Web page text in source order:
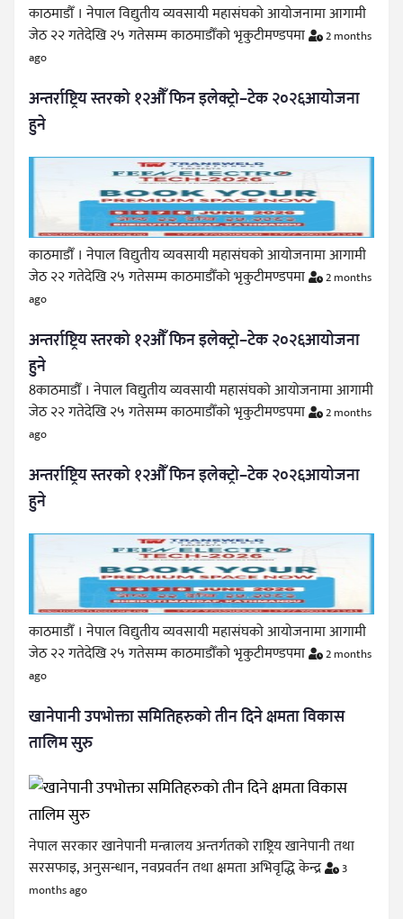
काठमाडौँ । नेपाल विद्युतीय व्यवसायी महासंघको आयोजनामा आगामी
जेठ २२ गतेदेखि २५ गतेसम्म काठमाडौँको भृकुटीमण्डपमा
2 months
ago
अन्तर्राष्ट्रिय स्तरको १२औँ फिन इलेक्ट्रो–टेक २०२६आयोजना
हुने
काठमाडौँ । नेपाल विद्युतीय व्यवसायी महासंघको आयोजनामा आगामी
जेठ २२ गतेदेखि २५ गतेसम्म काठमाडौँको भृकुटीमण्डपमा
2 months
ago
अन्तर्राष्ट्रिय स्तरको १२औँ फिन इलेक्ट्रो–टेक २०२६आयोजना
हुने
8काठमाडौँ । नेपाल विद्युतीय व्यवसायी महासंघको आयोजनामा आगामी
जेठ २२ गतेदेखि २५ गतेसम्म काठमाडौँको भृकुटीमण्डपमा
2 months
ago
अन्तर्राष्ट्रिय स्तरको १२औँ फिन इलेक्ट्रो–टेक २०२६आयोजना
हुने
काठमाडौँ । नेपाल विद्युतीय व्यवसायी महासंघको आयोजनामा आगामी
जेठ २२ गतेदेखि २५ गतेसम्म काठमाडौँको भृकुटीमण्डपमा
2 months
ago
खानेपानी उपभोक्ता समितिहरुको तीन दिने क्षमता विकास
तालिम सुरु
नेपाल सरकार खानेपानी मन्त्रालय अन्तर्गतको राष्ट्रिय खानेपानी तथा
सरसफाइ, अनुसन्धान, नवप्रवर्तन तथा क्षमता अभिवृद्धि केन्द्र
3
months ago